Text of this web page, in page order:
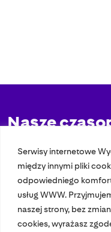
Serwisy internetowe
między innymi pliki
odpowiedniego
usług WWW.
naszej strony, bez
cookies, wyrażasz
Nasze
Nasze strony
© 2023 Bauer Media
Polityka prywatności